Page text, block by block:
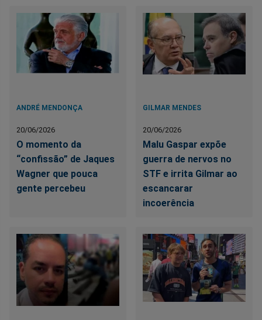
ANDRÉ MENDONÇA
20/06/2026
O momento da
“confissão” de Jaques
Wagner que pouca
gente percebeu
GILMAR MENDES
20/06/2026
Malu Gaspar expõe
guerra de nervos no
STF e irrita Gilmar ao
escancarar
incoerência